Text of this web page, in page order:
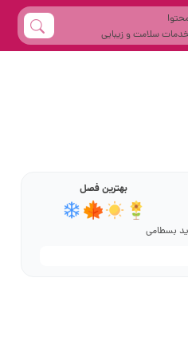
سلامت و زیبایی
بهترین فصل
بسطامی